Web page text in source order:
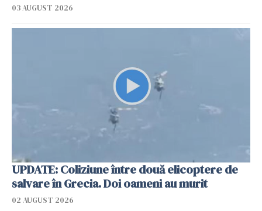
03 AUGUST 2026
UPDATE: Coliziune între două elicoptere de
salvare în Grecia. Doi oameni au murit
02 AUGUST 2026